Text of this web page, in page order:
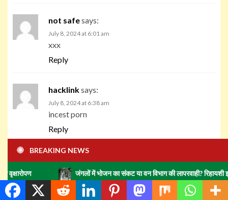
not safesays:
July 8, 2024 at 6:01 am
xxx
Reply
hacklinksays:
July 8, 2024 at 6:38 am
incest porn
Reply
July 8, 2024 at 12:16 pm
homosexual porn
Reply
BREAKING NEWS
जंगलों में भोजन का संकट या वन विभाग की लापरवाही? रिहायशी इलाकों में